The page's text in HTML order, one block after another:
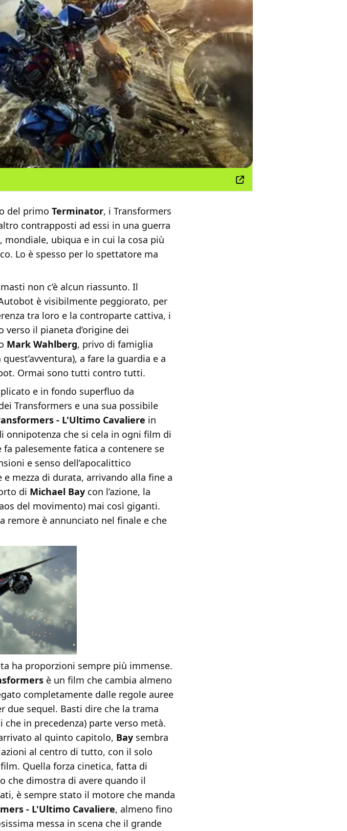
del primo Terminator, i Transformers
contrapposti ad essi in una guerra
ubiqua e in cui la cosa più
Lo è spesso per lo spettatore ma
non c’è alcun riassunto. Il
è visibilmente peggiorato, per
tra loro e la controparte cattiva, i
il pianeta d’origine dei
Mark Wahlberg, privo di famiglia
a fare la guardia e a
Ormai sono tutti contro tutti.
e in fondo superfluo da
Transformers e una sua possibile
- L'Ultimo Cavaliere in
onnipotenza che si cela in ogni film di
palesemente fatica a contenere se
e senso dell’apocalittico
mezza di durata, arrivando alla fine a
di Michael Bay con l’azione, la
del movimento) mai così giganti.
remore è annunciato nel finale e che
ha proporzioni sempre più immense.
è un film che cambia almeno
completamente dalle regole auree
due sequel. Basti dire che la trama
in precedenza) parte verso metà.
al quinto capitolo, Bay sembra
al centro di tutto, con il solo
Quella forza cinetica, fatta di
che dimostra di avere quando il
è sempre stato il motore che manda
- L'Ultimo Cavaliere, almeno fino
messa in scena che il grande